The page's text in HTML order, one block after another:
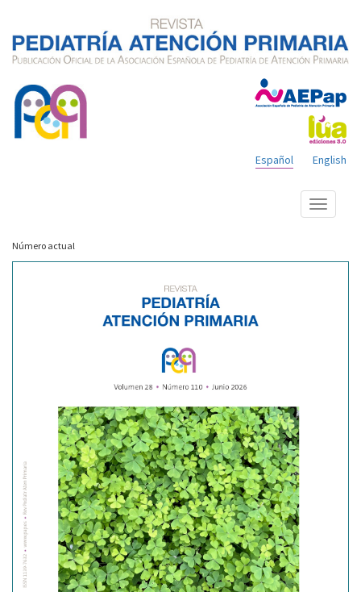
English
Español
Mostrar
menú
Número actual